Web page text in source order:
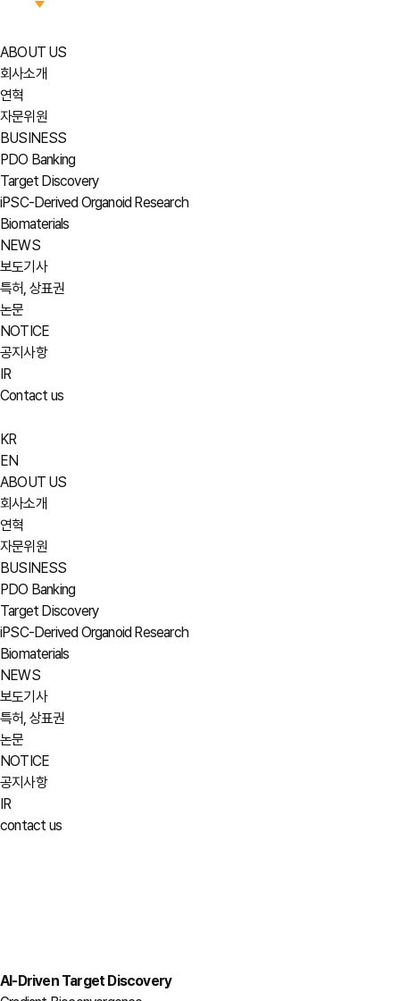
ABOUT US
회사소개
연혁
자문위원
BUSINESS
PDO Banking
Target Discovery
iPSC-Derived Organoid Research
Biomaterials
NEWS
보도기사
특허, 상표권
논문
NOTICE
공지사항
IR
Contact us
KR
EN
ABOUT US
회사소개
연혁
자문위원
BUSINESS
PDO Banking
Target Discovery
iPSC-Derived Organoid Research
Biomaterials
NEWS
보도기사
특허, 상표권
논문
NOTICE
공지사항
IR
contact us
AI-Driven Target Discovery